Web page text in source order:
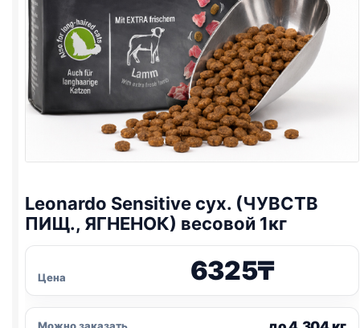
Leonardo Sensitive сух. (ЧУВСТВ
ПИЩ., ЯГНЕНОК) весовой 1кг
Цена 6325₸